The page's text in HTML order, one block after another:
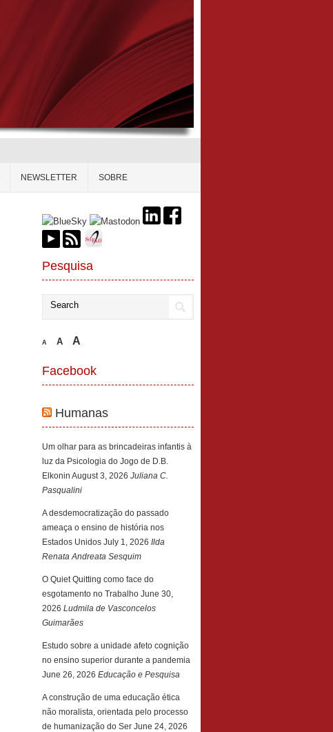
NEWSLETTER SOBRE
Pesquisa
A A A
Facebook
Humanas
Um olhar para as brincadeiras infantis à
luz da Psicologia do Jogo de D.B.
Elkonin August 3, 2026 Juliana C.
Pasqualini
A desdemocratização do passado
ameaça o ensino de história nos
Estados Unidos July 1, 2026 Ilda
Renata Andreata Sesquim
O Quiet Quitting como face do
esgotamento no Trabalho June 30,
2026 Ludmila de Vasconcelos
Guimarães
Estudo sobre a unidade afeto cognição
no ensino superior durante a pandemia
June 26, 2026 Educação e Pesquisa
A construção de uma educação ética
não moralista, orientada pelo processo
de humanização do Ser June 24, 2026